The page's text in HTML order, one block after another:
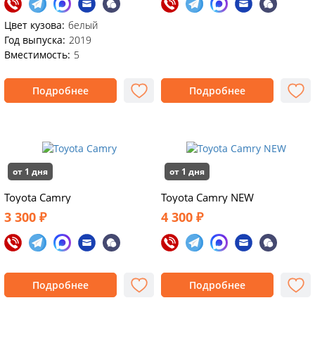
Цвет кузова: белый
Год выпуска: 2019
Вместимость: 5
Подробнее Подробнее
от 1 дня
Toyota Camry
3 300 ₽
Подробнее
от 1 дня
Toyota Camry NEW
4 300 ₽
Подробнее